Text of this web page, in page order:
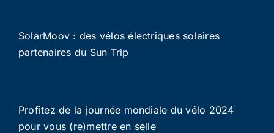
SolarMoov : des vélos électriques solaires
partenaires du Sun Trip
Profitez de la journée mondiale du vélo 2024
pour vous (re)mettre en selle